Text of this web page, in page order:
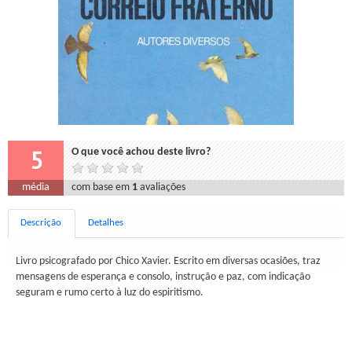
5 O que você achou deste livro?
média com base em 1 avaliações
Descrição Detalhes
Livro psicografado por Chico Xavier. Escrito em diversas ocasiões, traz
mensagens de esperança e consolo, instrução e paz, com indicação
seguram e rumo certo à luz do espiritismo.